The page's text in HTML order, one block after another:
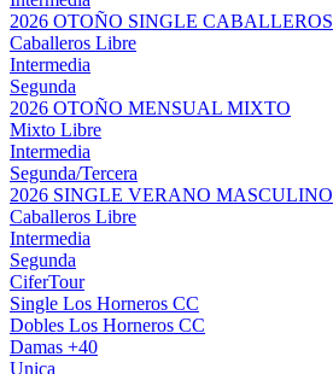
2026 OTOÑO SINGLE CABALLEROS
Caballeros Libre
Intermedia
Segunda
2026 OTOÑO MENSUAL MIXTO
Mixto Libre
Intermedia
Segunda/Tercera
2026 SINGLE VERANO MASCULINO
Caballeros Libre
Intermedia
Segunda
CiferTour
Single Los Horneros CC
Dobles Los Horneros CC
Damas +40
Unica